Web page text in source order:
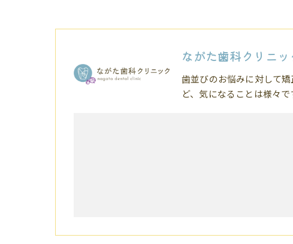
ながた歯科クリニッ
歯並びのお悩みに対して
ど、気になることは様々